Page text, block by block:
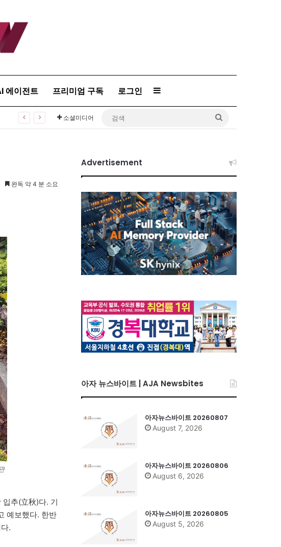
에이전트 프리미엄 구독 로그인 Sidebar
소셜미디어
완독 약 4 분 소요
추(立秋)다. 기
예보했다. 한반
.
Advertisement
아자 뉴스바이트 | AJA Newsbites
아자뉴스바이트 20260807
August 7, 2026
아자뉴스바이트 20260806
August 6, 2026
아자뉴스바이트 20260805
August 5, 2026